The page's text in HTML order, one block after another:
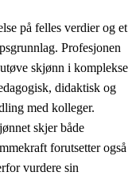
på felles verdier og et
Profesjonen
skjønn i komplekse
didaktisk og
med kolleger.
skjer både
forutsetter også
vurdere sin